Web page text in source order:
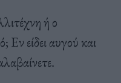
ή ο
Εν είδει αυγού και